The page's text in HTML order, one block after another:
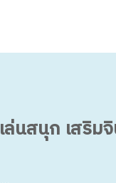
เล่นสนุก เสริม